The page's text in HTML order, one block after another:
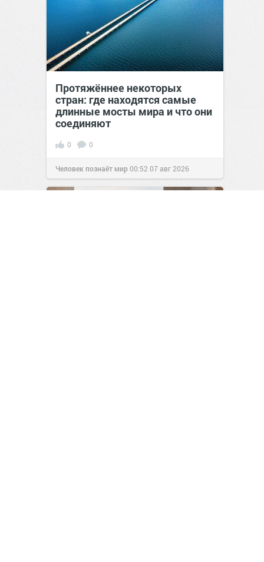
Протяжённее некоторых
стран: где находятся самые
длинные мосты мира и что они
соединяют
0 0
Человек познаёт мир00:52 07 авг 2026